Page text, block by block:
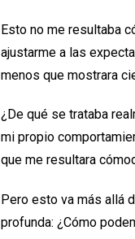
Esto no me resultaba
ajustarme a las
menos que mostrara
¿De qué se trataba
mi propio
que me resultara
Pero esto va más allá
profunda: ¿Cómo